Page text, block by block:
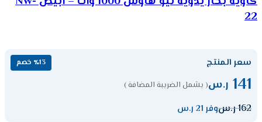
22
سعر المنتج ٪13 خصم
141 ر.س( يشمل الضريبة المضافة )
162ر.سوفر 21 ر.س